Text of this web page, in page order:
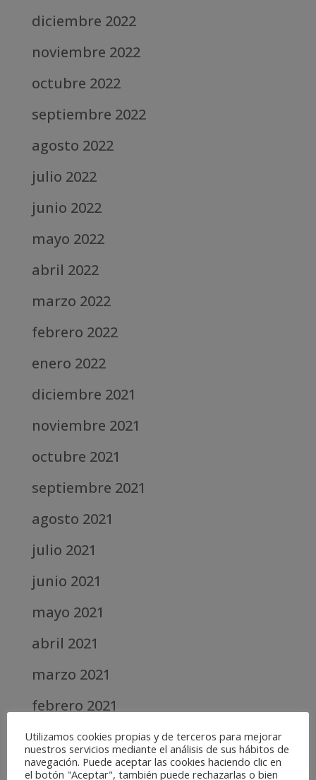
diciembre 2022
noviembre 2022
octubre 2022
septiembre 2022
agosto 2022
julio 2022
junio 2022
mayo 2022
abril 2022
marzo 2022
febrero 2022
enero 2022
diciembre 2021
noviembre 2021
octubre 2021
septiembre 2021
agosto 2021
julio 2021
junio 2021
mayo 2021
abril 2021
marzo 2021
febrero 2021
diciembre 2020
abril 2020
Utilizamos cookies propias y de terceros para mejorar
nuestros servicios mediante el análisis de sus hábitos de
navegación. Puede aceptar las cookies haciendo clic en
el botón "Aceptar", también puede rechazarlas o bien